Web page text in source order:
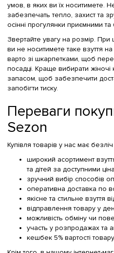
умов, в яких ви їх носитимете.
забезпечать тепло, захист та
осінні прогулянки приємними
Звертайте увагу на розмір.
ви не носитимете таке взуття на
варто зі шкарпетками, щоб
посадці. Краще вибирати
запасом, щоб забезпечити
запобігти тиску.
Переваги
Sezon
Купівля товарів у нас має
широкий асортимент
та дітей за доступними
зручний вибір способів
оперативна доставка по
якісне та стильне взуття
відправлення товару у
можливість обміну чи
участь у розпродажах та
кешбек 5% вартості